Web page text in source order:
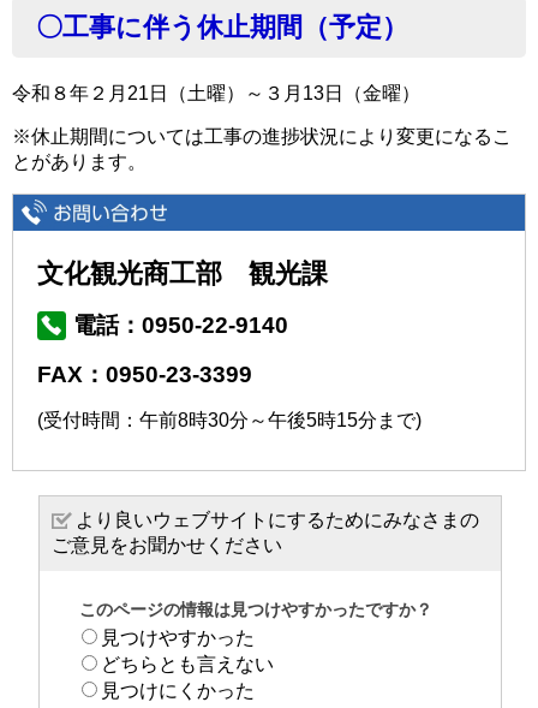
〇工事に伴う休止期間（予定）
令和８年２月21日（土曜）～３月13日（金曜）
※休止期間については工事の進捗状況により変更になるこ
とがあります。
文化観光商工部 観光課
電話：0950-22-9140
FAX：0950-23-3399
(受付時間：午前8時30分～午後5時15分まで)
より良いウェブサイトにするためにみなさまの
ご意見をお聞かせください
このページの情報は見つけやすかったですか？
見つけやすかった
どちらとも言えない
見つけにくかった